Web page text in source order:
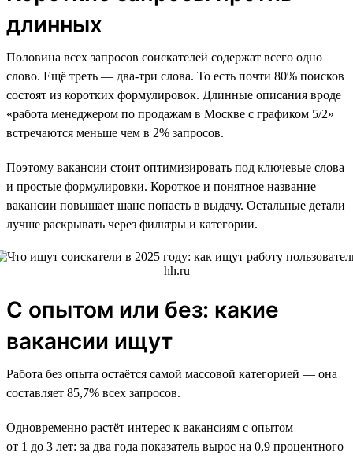
длинных
Половина всех запросов соискателей содержат всего одно
слово. Ещё треть — два-три слова. То есть почти 80% поисков
состоят из коротких формулировок. Длинные описания вроде
«работа менеджером по продажам в Москве с графиком 5/2»
встречаются меньше чем в 2% запросов.
Поэтому вакансии стоит оптимизировать под ключевые слова
и простые формулировки. Короткое и понятное название
вакансии повышает шанс попасть в выдачу. Остальные детали
лучше раскрывать через фильтры и категории.
С опытом или без: какие
вакансии ищут
Работа без опыта остаётся самой массовой категорией — она
составляет 85,7% всех запросов.
Одновременно растёт интерес к вакансиям с опытом
от 1 до 3 лет: за два года показатель вырос на 0,9 процентного